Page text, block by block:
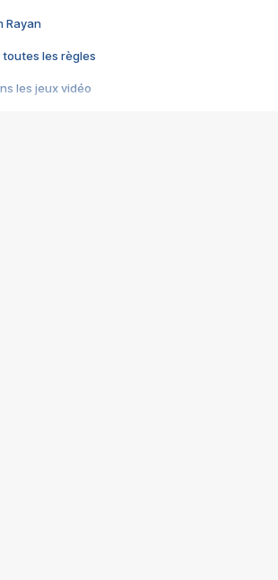
Rayan
toutes les règles
les jeux vidéo